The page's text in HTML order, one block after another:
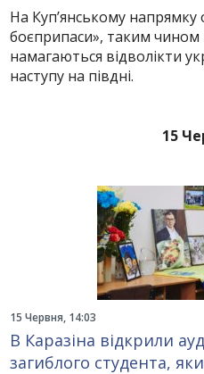
На Куп’янському
боєприпаси», таким чином
намагаються відволікти
наступу на півдні.
15
15 Червня, 14:03
В Каразіна відкрили
загиблого студента,